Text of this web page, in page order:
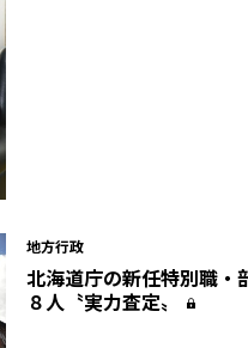
地方行政
北海道庁の新任特別職・
８人〝実力査定〟